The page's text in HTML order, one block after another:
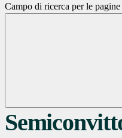
Campo di ricerca per le